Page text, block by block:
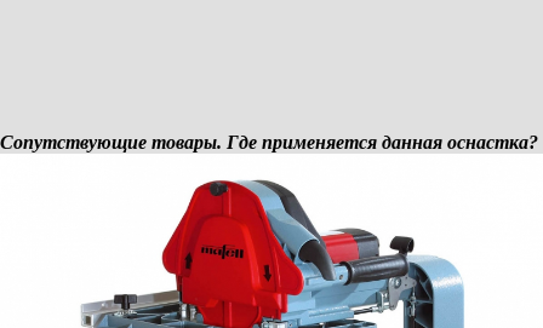
Сопутствующие товары. Где применяется данная оснастка?